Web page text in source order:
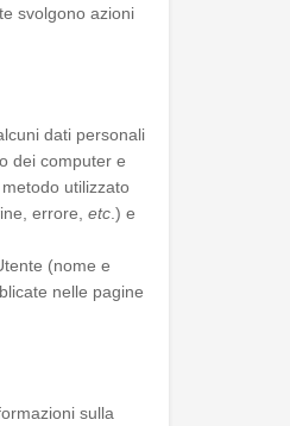
svolgono azioni
dati personali
dei computer e
utilizzato
errore, etc .) e
(nome e
nelle pagine
sulla